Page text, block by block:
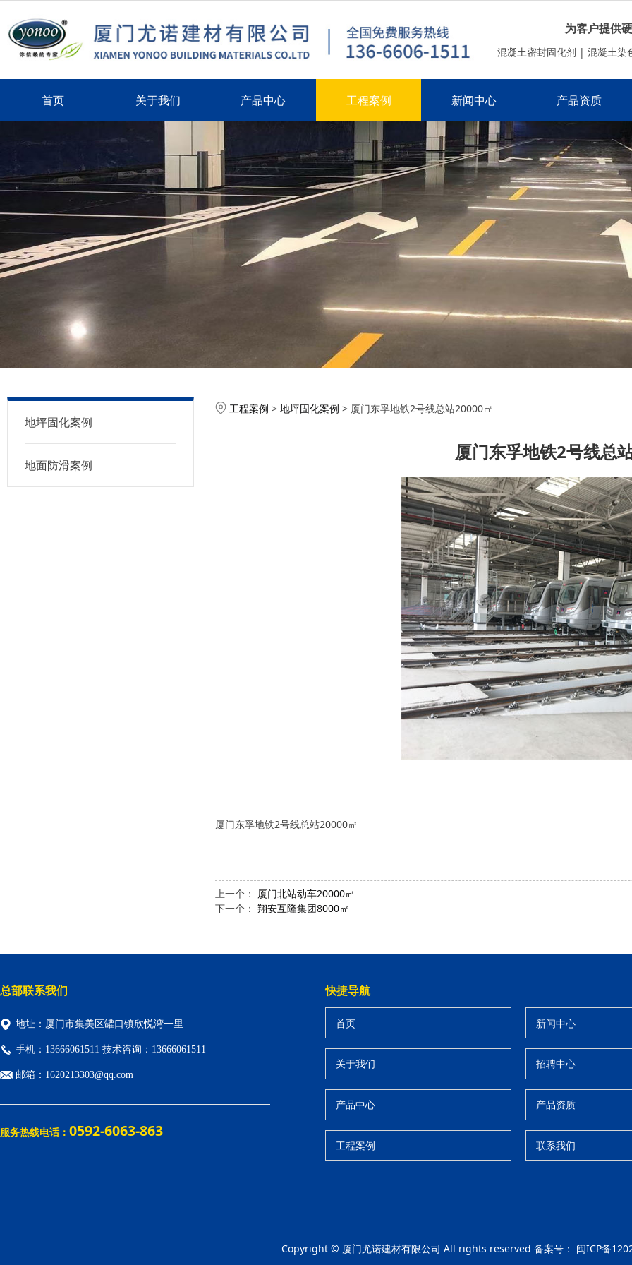
为客户提供
混凝土密封固化剂 | 混凝土
首页 关于我们 产品中心 工程案例 新闻中心 产品资质
地坪固化案例
地面防滑案例
厦门东孚地铁2号线总站20000㎡
工程案例 > 地坪固化案例 > 厦门东孚地铁2号线总站20000㎡
厦门东孚地铁2号线总
厦门东孚地铁2号线总站20000㎡
上一个： 厦门北站动车20000㎡
下一个： 翔安互隆集团8000㎡
总部联系我们
地址：厦门市集美区罐口镇欣悦湾一里
手机：13666061511 技术咨询：13666061511
邮箱：1620213303@qq.com
服务热线电话： 0592-6063-863
快捷导航
首页
关于我们
产品中心
工程案例
新闻中心
招聘中心
产品资质
联系我们
Copyright © 厦门尤诺建材有限公司 All rights reserved 备案号： 闽ICP备